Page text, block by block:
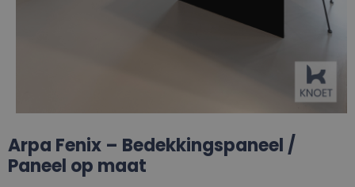
Arpa Fenix – Bedekkingspaneel /
Paneel op maat